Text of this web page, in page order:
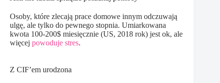
Osoby, które zlecają prace domowe innym odczuwają
ulgę, ale tylko do pewnego stopnia. Umiarkowana
kwota 100-200$ miesięcznie (US, 2018 rok) jest ok, ale
więcej powoduje stres.
Z CIF’em urodzona